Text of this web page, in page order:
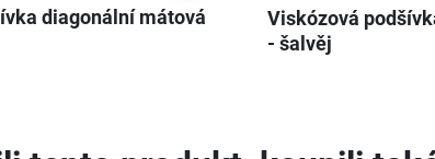
diagonální mátová
Viskózová
- šalvěj